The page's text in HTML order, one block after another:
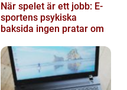
När spelet är ett jobb: E-
sportens psykiska
baksida ingen pratar om